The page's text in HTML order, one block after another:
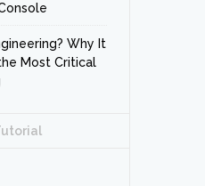
Why It
Most Critical